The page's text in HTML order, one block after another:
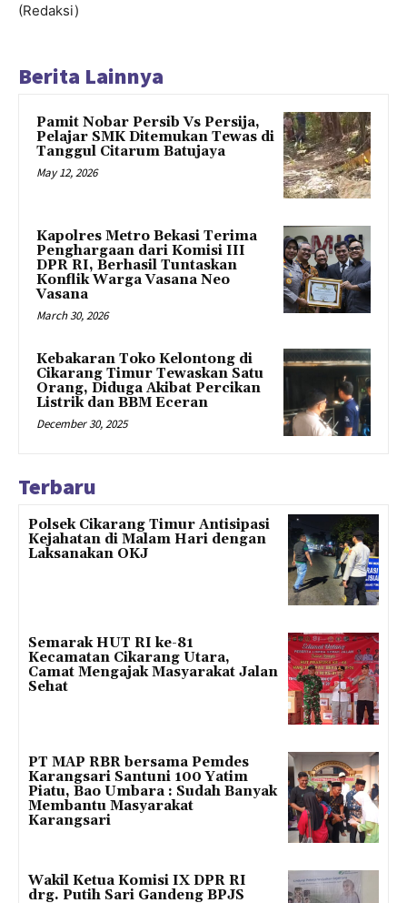
(Redaksi)
Berita Lainnya
Pamit Nobar Persib Vs Persija,
Pelajar SMK Ditemukan Tewas di
Tanggul Citarum Batujaya
May 12, 2026
Kapolres Metro Bekasi Terima
Penghargaan dari Komisi III
DPR RI, Berhasil Tuntaskan
Konflik Warga Vasana Neo
Vasana
March 30, 2026
Kebakaran Toko Kelontong di
Cikarang Timur Tewaskan Satu
Orang, Diduga Akibat Percikan
Listrik dan BBM Eceran
December 30, 2025
Terbaru
Polsek Cikarang Timur Antisipasi
Kejahatan di Malam Hari dengan
Laksanakan OKJ
Semarak HUT RI ke-81
Kecamatan Cikarang Utara,
Camat Mengajak Masyarakat Jalan
Sehat
PT MAP RBR bersama Pemdes
Karangsari Santuni 100 Yatim
Piatu, Bao Umbara : Sudah Banyak
Membantu Masyarakat
Karangsari
Wakil Ketua Komisi IX DPR RI
drg. Putih Sari Gandeng BPJS